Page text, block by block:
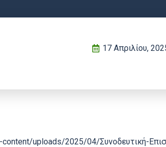
17 Απριλίου,
uploads/2025/04/Συνοδευτική-